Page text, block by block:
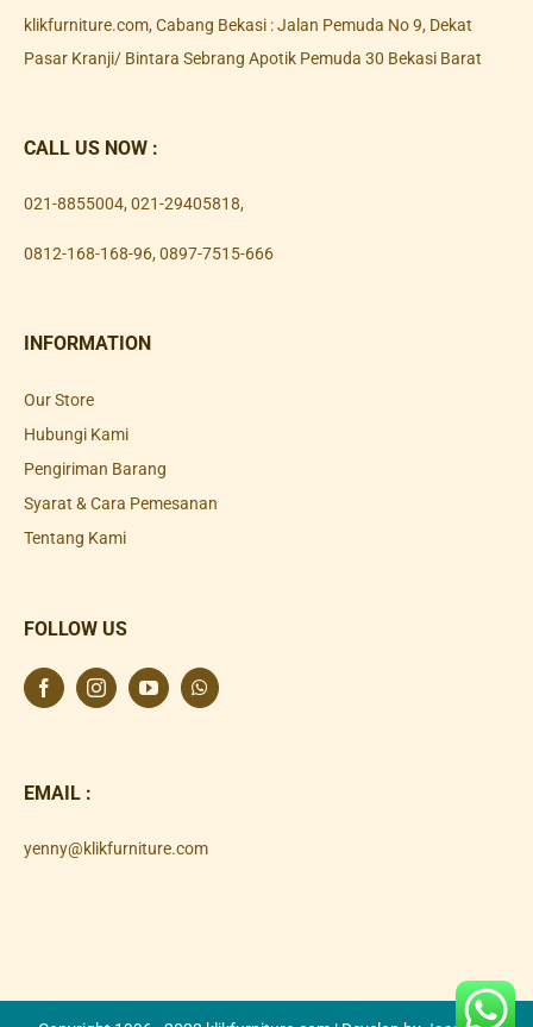
klikfurniture.com, Cabang Bekasi : Jalan Pemuda No 9, Dekat
Pasar Kranji/ Bintara Sebrang Apotik Pemuda 30 Bekasi Barat
CALL US NOW :
021-8855004, 021-29405818,
0812-168-168-96, 0897-7515-666
INFORMATION
Our Store
Hubungi Kami
Pengiriman Barang
Syarat & Cara Pemesanan
Tentang Kami
FOLLOW US
EMAIL :
yenny@klikfurniture.com